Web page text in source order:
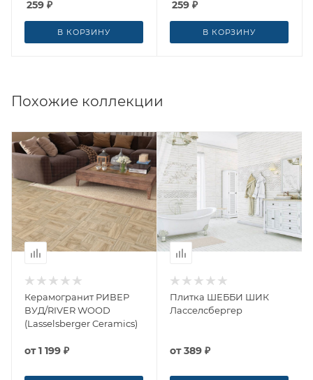
259 ₽
В КОРЗИНУ
259 ₽
В КОРЗИНУ
Похожие коллекции
Керамогранит РИВЕР
ВУД/RIVER WOOD
(Lasselsberger Ceramics)
от1 199 ₽
Плитка ШЕББИ ШИК
Ласселсбергер
от389 ₽